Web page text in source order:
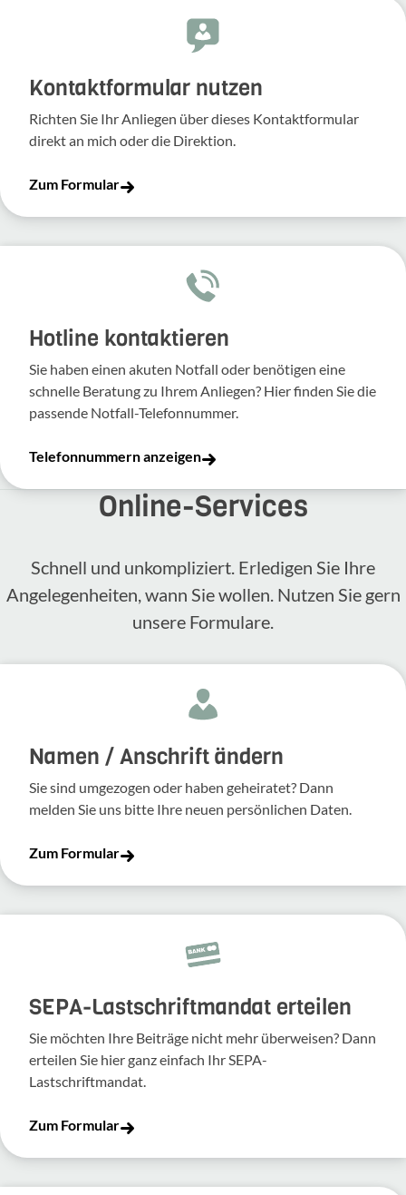
Kontakt­for­mular nutzen
Richten Sie Ihr Anliegen über dieses Kontakt­for­mular
direkt an mich oder die Direk­tion.
Zum Formular
Hotline kontaktieren
Sie haben einen akuten Notfall oder benötigen eine
schnelle Beratung zu Ihrem Anliegen? Hier finden Sie die
passende Notfall-Telefonnummer.
Telefonnummern anzeigen
Online-​Services
Schnell und unkompliziert. Erledigen Sie Ihre
Angelegenheiten, wann Sie wollen. Nutzen Sie gern
unsere Formulare.
Namen / Anschrift ändern
Sie sind umgezogen oder haben geheiratet? Dann
melden Sie uns bitte Ihre neuen persönlichen Daten.
Zum Formular
SEPA-Lastschriftmandat erteilen
Sie möchten Ihre Beiträge nicht mehr überweisen? Dann
erteilen Sie hier ganz einfach Ihr SEPA-
Lastschriftmandat.
Zum Formular